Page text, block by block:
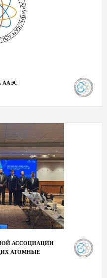
ААЭС
АССОЦИАЦИИ
АТОМНЫЕ